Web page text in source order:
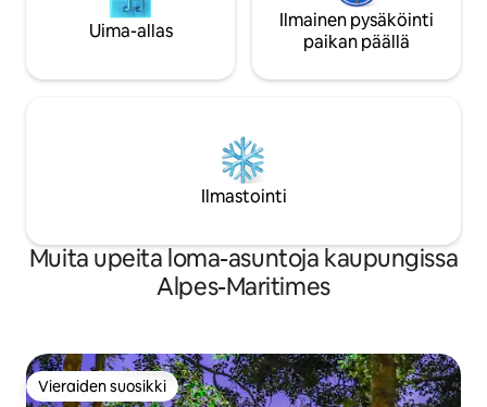
Uima-allas
Ilmainen pysäköinti
paikan päällä
Ilmastointi
Muita upeita loma-asuntoja kaupungissa
Alpes-Maritimes
Vieraiden suosikki
Vieraiden suosikki